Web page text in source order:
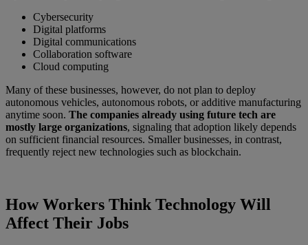
Cybersecurity
Digital platforms
Digital communications
Collaboration software
Cloud computing
Many of these businesses, however, do not plan to deploy
autonomous vehicles, autonomous robots, or additive manufacturing
anytime soon. The companies already using future tech are
mostly large organizations, signaling that adoption likely depends
on sufficient financial resources. Smaller businesses, in contrast,
frequently reject new technologies such as blockchain.
How Workers Think Technology Will
Affect Their Jobs